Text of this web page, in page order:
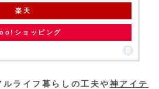
楽天
ショッピング
ライフ暮らしの工夫や神アイテ